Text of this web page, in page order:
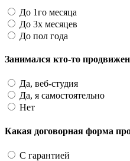
До 1го месяца
До 3х месяцев
До пол года
Занимался кто-то
Да, веб-студия
Да, я самостоятельно
Нет
Какая договорная форма
С гарантией